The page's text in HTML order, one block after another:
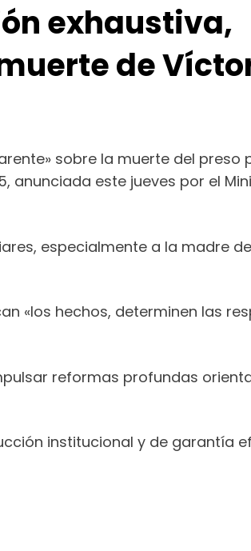
exhaustiva,
de
sobre la muerte del preso
anunciada este jueves por el
especialmente a la madre
«los hechos, determinen las
reformas profundas
institucional y de garantía